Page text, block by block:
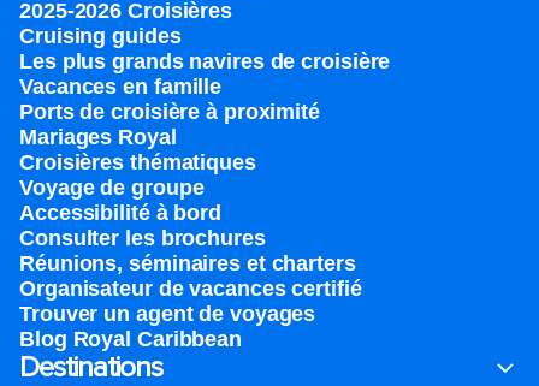
2025-2026 Croisières
Cruising guides
Les plus grands navires de croisière
Vacances en famille
Ports de croisière à proximité
Mariages Royal
Croisières thématiques
Voyage de groupe​
Accessibilité à bord​
Consulter les brochures
Réunions, séminaires et charters
Organisateur de vacances certifié
Trouver un agent de voyages
Blog Royal Caribbean
Destinations